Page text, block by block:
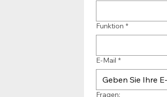
Funktion *
E-Mail *
Fragen: